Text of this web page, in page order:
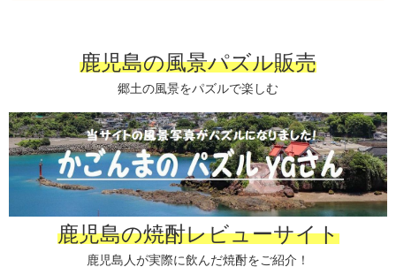
鹿児島の風景パズル販売
郷土の風景をパズルで楽しむ
鹿児島の焼酎レビューサイト
鹿児島人が実際に飲んだ焼酎をご紹介！